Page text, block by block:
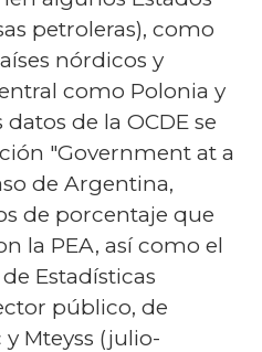
petroleras), como
nórdicos y
como Polonia y
de la OCDE se
"Government at a
de Argentina,
de porcentaje que
la PEA, así como el
Estadísticas
público, de
Mteyss (julio-